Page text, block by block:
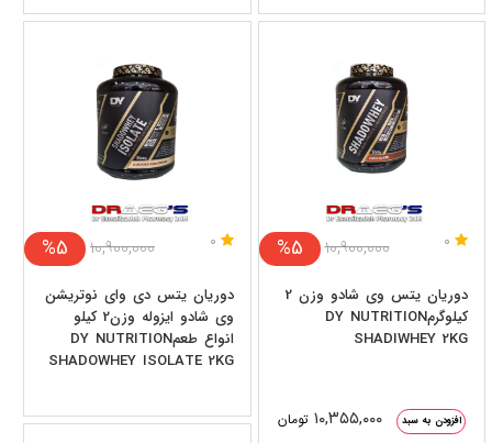
0
%5 ۱۰,۹۰۰,۰۰۰
دوریان یتس وی شادو وزن 2
کیلوگرمDY NUTRITION
SHADIWHEY 2KG
افزودن به سبد ۱۰,۳۵۵,۰۰۰ تومان
0
%5 ۱۰,۹۰۰,۰۰۰
دوریان یتس دی وای نوتریشن
وی شادو ایزوله وزن2 کیلو
انواع طعمDY NUTRITION
SHADOWHEY ISOLATE 2KG